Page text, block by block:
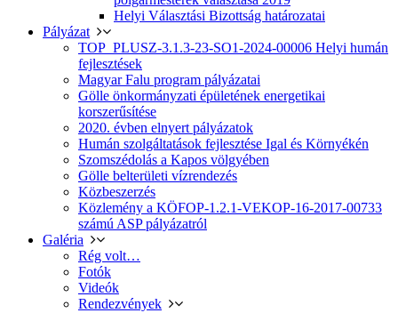
Helyi Választási Bizottság határozatai
Pályázat
TOP_PLUSZ-3.1.3-23-SO1-2024-00006 Helyi humán
fejlesztések
Magyar Falu program pályázatai
Gölle önkormányzati épületének energetikai
korszerűsítése
2020. évben elnyert pályázatok
Humán szolgáltatások fejlesztése Igal és Környékén
Szomszédolás a Kapos völgyében
Gölle belterületi vízrendezés
Közbeszerzés
Közlemény a KÖFOP-1.2.1-VEKOP-16-2017-00733
számú ASP pályázatról
Galéria
Rég volt…
Fotók
Videók
Rendezvények